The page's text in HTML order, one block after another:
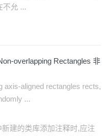
不允 ...
overlapping Rectangles 非
axis-aligned rectangles rects,
...
建的类库添加注释时,应注